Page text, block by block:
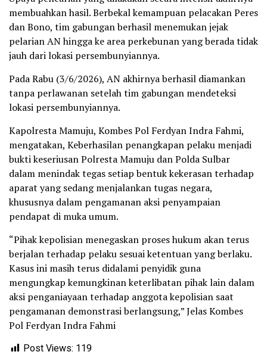
membuahkan hasil. Berbekal kemampuan pelacakan Peres
dan Bono, tim gabungan berhasil menemukan jejak
pelarian AN hingga ke area perkebunan yang berada tidak
jauh dari lokasi persembunyiannya.
Pada Rabu (3/6/2026), AN akhirnya berhasil diamankan
tanpa perlawanan setelah tim gabungan mendeteksi
lokasi persembunyiannya.
Kapolresta Mamuju, Kombes Pol Ferdyan Indra Fahmi,
mengatakan, Keberhasilan penangkapan pelaku menjadi
bukti keseriusan Polresta Mamuju dan Polda Sulbar
dalam menindak tegas setiap bentuk kekerasan terhadap
aparat yang sedang menjalankan tugas negara,
khususnya dalam pengamanan aksi penyampaian
pendapat di muka umum.
“Pihak kepolisian menegaskan proses hukum akan terus
berjalan terhadap pelaku sesuai ketentuan yang berlaku.
Kasus ini masih terus didalami penyidik guna
mengungkap kemungkinan keterlibatan pihak lain dalam
aksi penganiayaan terhadap anggota kepolisian saat
pengamanan demonstrasi berlangsung,” Jelas Kombes
Pol Ferdyan Indra Fahmi
Post Views: 119